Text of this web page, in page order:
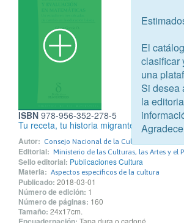
ISBN 978-956-352-278-5
Tu receta, tu historia migrante
Autor: Consejo Nacional de la Cultura y las Artes
Editorial: Ministerio de las Culturas, las Artes y el
Sello editorial: Publicaciones Cultura
Materia: Aspectos específicos de la cultura
Publicado: 2018-03-01
Número de edición: 1
Número de páginas: 160
Tamaño: 24x17cm.
Tapa dura o cartoné
El
clasificar
una
Si desea
la